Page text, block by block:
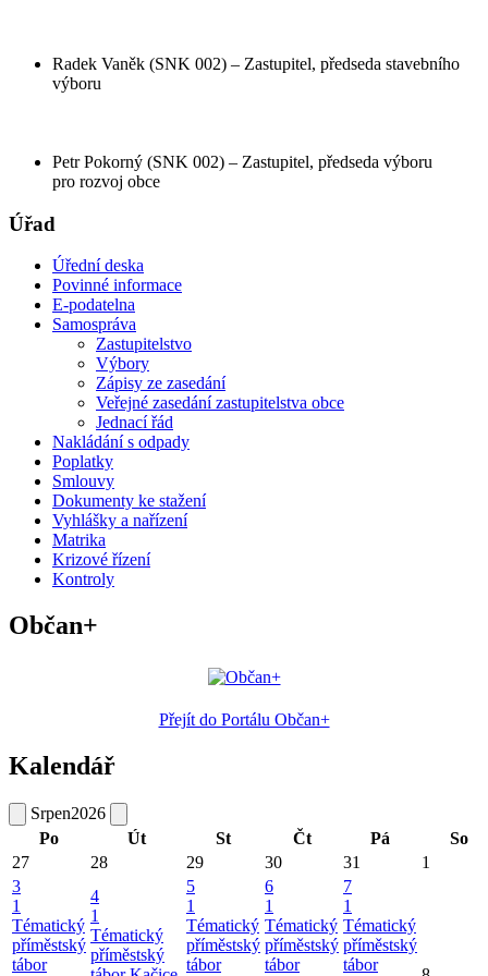
Radek Vaněk (SNK 002) – Zastupitel, předseda stavebního
výboru
Petr Pokorný (SNK 002) – Zastupitel, předseda výboru
pro rozvoj obce
Úřad
Úřední deska
Povinné informace
E-podatelna
Samospráva
Zastupitelstvo
Výbory
Zápisy ze zasedání
Veřejné zasedání zastupitelstva obce
Jednací řád
Nakládání s odpady
Poplatky
Smlouvy
Dokumenty ke stažení
Vyhlášky a nařízení
Matrika
Krizové řízení
Kontroly
Občan+
Přejít do Portálu Občan+
Kalendář
Srpen2026
Po
Út St Čt Pá
So
27
28 29 30 31
1
3
1
Tématický
příměstský
tábor
4
1
Tématický
příměstský
5
1
Tématický
příměstský
tábor
6
1
Tématický
příměstský
tábor
7
1
Tématický
příměstský
tábor